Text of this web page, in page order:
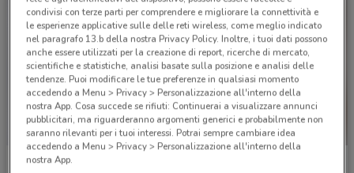
Manuello Design
condivisi con terze parti per comprendere e migliorare la connettività e
le esperienze applicative sulle delle reti wireless, come meglio indicato
nel paragrafo 13.b della nostra Privacy Policy. Inoltre, i tuoi dati possono
anche essere utilizzati per la creazione di report, ricerche di mercato,
scientifiche e statistiche, analisi basate sulla posizione e analisi delle
tendenze. Puoi modificare le tue preferenze in qualsiasi momento
accedendo a Menu > Privacy > Personalizzazione all'interno della
nostra App. Cosa succede se rifiuti: Continuerai a visualizzare annunci
pubblicitari, ma riguarderanno argomenti generici e probabilmente non
saranno rilevanti per i tuoi interessi. Potrai sempre cambiare idea
accedendo a Menu > Privacy > Personalizzazione all'interno della
nostra App.